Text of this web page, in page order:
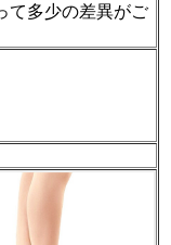
て多少の差異がご